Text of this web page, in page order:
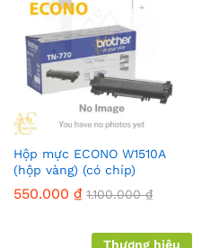
Hộp mực ECONO W1510A
(hộp vàng) (có chíp)
550.000 ₫ 1.100.000₫
Thương hiệu